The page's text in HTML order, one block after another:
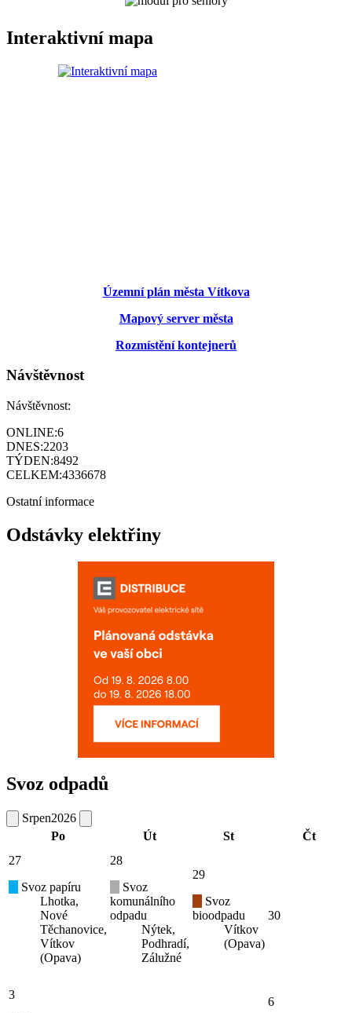
Interaktivní mapa
Územní plán města Vítkova
Mapový server města
Rozmístění kontejnerů
Návštěvnost
Návštěvnost:
ONLINE:6
DNES:2203
TÝDEN:8492
CELKEM:4336678
Ostatní informace
Odstávky elektřiny
Svoz odpadů
Srpen2026
Po
Út St
Čt
27
Svoz papíru
Lhotka,
Nové
Těchanovice,
Vítkov
(Opava)
28
Svoz
komunálního
odpadu
Nýtek,
Podhradí,
Zálužné
29
Svoz
bioodpadu
Vítkov
(Opava)
30
3
6